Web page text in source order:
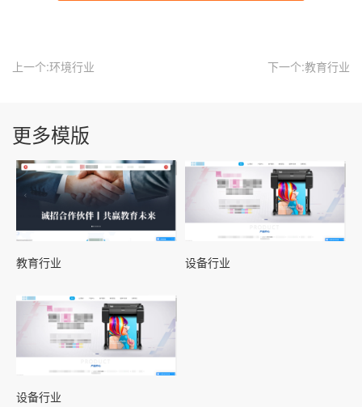
上一个:环境行业 下一个:教育行业
更多模版
教育行业 设备行业
设备行业